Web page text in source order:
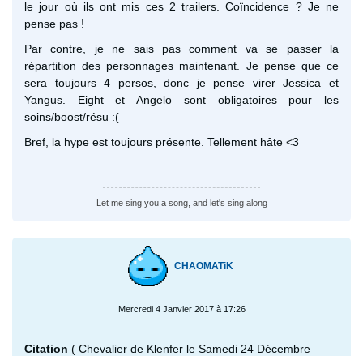
le jour où ils ont mis ces 2 trailers. Coïncidence ? Je ne
pense pas !
Par contre, je ne sais pas comment va se passer la
répartition des personnages maintenant. Je pense que ce
sera toujours 4 persos, donc je pense virer Jessica et
Yangus. Eight et Angelo sont obligatoires pour les
soins/boost/résu :(
Bref, la hype est toujours présente. Tellement hâte <3
Let me sing you a song, and let's sing along
CHAOMATiK
Mercredi 4 Janvier 2017 à 17:26
Citation ( Chevalier de Klenfer le Samedi 24 Décembre